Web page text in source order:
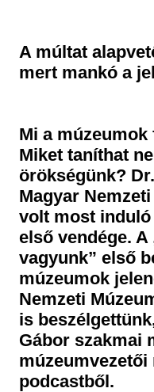
Central Archive
A múltat
mert mankó a
Mi a
Miket taníthat
örökségünk?
Magyar
volt most
első vendége. A
vagyunk” első
múzeumok
Nemzeti
is
Gábor szakmai
podcastből.